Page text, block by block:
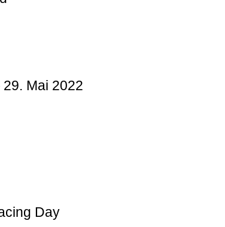
Mai 2022
Day